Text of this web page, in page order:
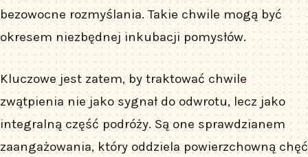
bezowocne rozmyślania. Takie chwile mogą być
okresem niezbędnej inkubacji pomysłów.
Kluczowe jest zatem, by traktować chwile
zwątpienia nie jako sygnał do odwrotu, lecz jako
integralną część podróży. Są one sprawdzianem
zaangażowania, który oddziela powierzchowną chęć